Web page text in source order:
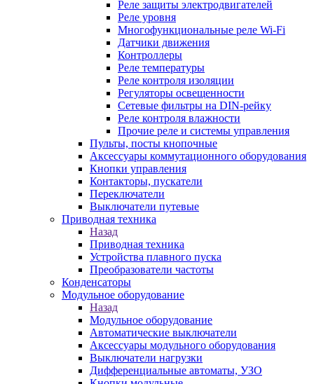
Реле защиты электродвигателей
Реле уровня
Многофункциональные реле Wi-Fi
Датчики движения
Контроллеры
Реле температуры
Реле контроля изоляции
Регуляторы освещенности
Сетевые фильтры на DIN-рейку
Реле контроля влажности
Прочие реле и системы управления
Пульты, посты кнопочные
Аксессуары коммутационного оборудования
Кнопки управления
Контакторы, пускатели
Переключатели
Выключатели путевые
Приводная техника
Назад
Приводная техника
Устройства плавного пуска
Преобразователи частоты
Конденсаторы
Модульное оборудование
Назад
Модульное оборудование
Автоматические выключатели
Аксессуары модульного оборудования
Выключатели нагрузки
Дифференциальные автоматы, УЗО